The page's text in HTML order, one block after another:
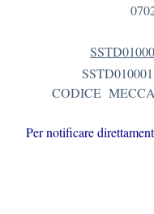
CODICE
Per notificare